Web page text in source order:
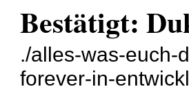
Bestätigt:
./alles-was-euch-
forever-in-